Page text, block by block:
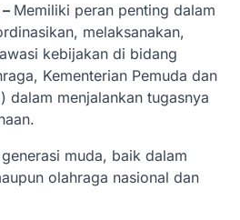
– Memiliki peran penting dalam
melaksanakan,
kebijakan di bidang
Kementerian Pemuda dan
dalam menjalankan tugasnya
muda, baik dalam
olahraga nasional dan